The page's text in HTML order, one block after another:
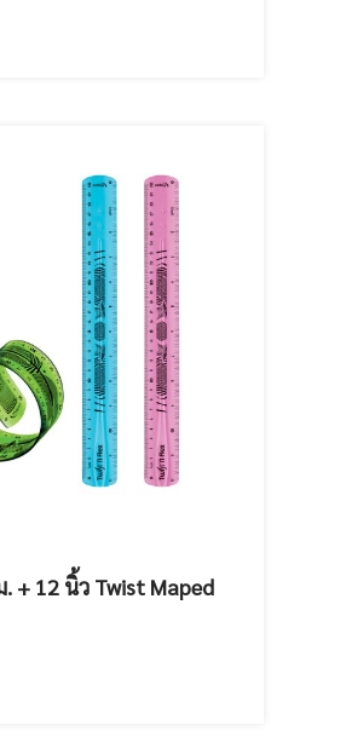
+ 12 นิ้ว Twist Maped